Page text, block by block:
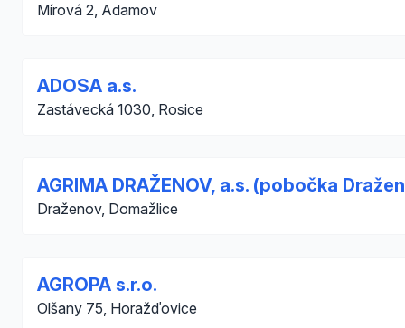
Mírová 2, Adamov
ADOSA a.s.
Zastávecká 1030, Rosice
AGRIMA DRAŽENOV, a.s. (pobočka
Draženov, Domažlice
AGROPA s.r.o.
Olšany 75, Horažďovice